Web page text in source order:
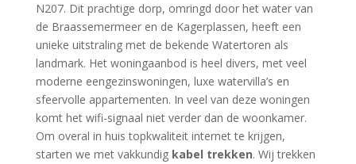
N207. Dit prachtige dorp, omringd door het water van
de Braassemermeer en de Kagerplassen, heeft een
unieke uitstraling met de bekende Watertoren als
landmark. Het woningaanbod is heel divers, met veel
moderne eengezinswoningen, luxe watervilla’s en
sfeervolle appartementen. In veel van deze woningen
komt het wifi-signaal niet verder dan de woonkamer.
Om overal in huis topkwaliteit internet te krijgen,
starten we met vakkundig kabel trekken. Wij trekken